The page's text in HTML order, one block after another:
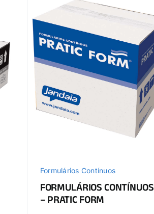
Formulários Contínuos
FORMULÁRIOS CONTÍNUOS
– PRATIC FORM